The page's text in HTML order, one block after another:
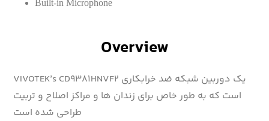
Built-in Microphone
Overview
VIVOTEK’s CD9381HNVF2 یک دوربین شبکه ضد خرابکاری
است که به طور خاص برای زندان ها و مراکز اصلاح و تربیت
طراحی شده است